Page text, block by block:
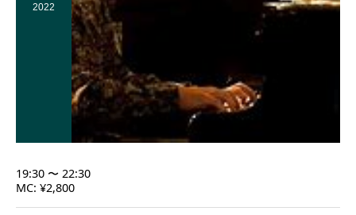
2022
19:30 〜 22:30
MC: ¥2,800